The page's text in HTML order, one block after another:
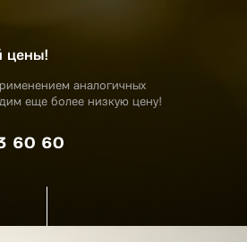
цены!
аналогичных
еще более низкую цену!
60 60